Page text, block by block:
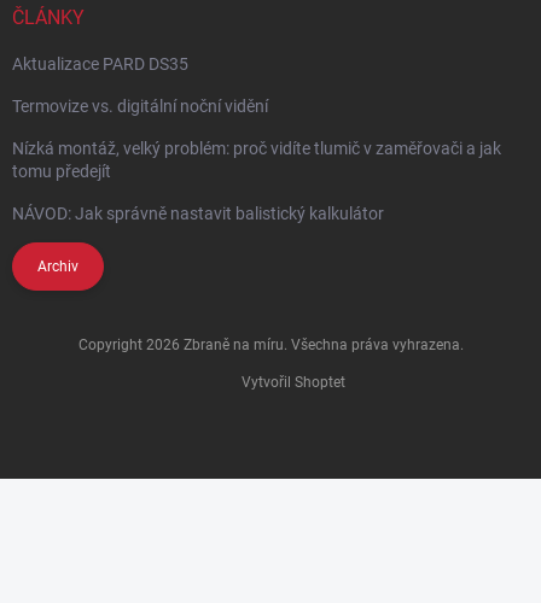
ČLÁNKY
Aktualizace PARD DS35
Termovize vs. digitální noční vidění
Nízká montáž, velký problém: proč vidíte tlumič v zaměřovači a jak
tomu předejít
NÁVOD: Jak správně nastavit balistický kalkulátor
Archiv
Vytvořil Shoptet
Copyright 2026 Zbraně na míru. Všechna práva vyhrazena.